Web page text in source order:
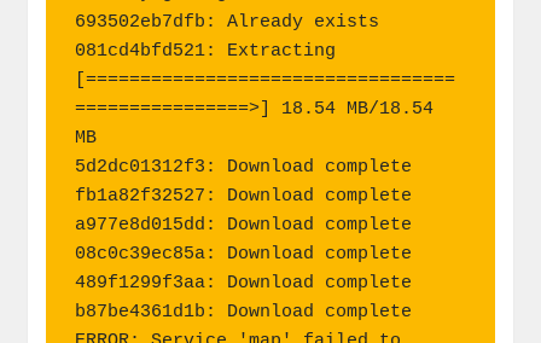
693502eb7dfb: Already exists
081cd4bfd521: Extracting
[==================================
================>] 18.54 MB/18.54
MB
5d2dc01312f3: Download complete
fb1a82f32527: Download complete
a977e8d015dd: Download complete
08c0c39ec85a: Download complete
489f1299f3aa: Download complete
b87be4361d1b: Download complete